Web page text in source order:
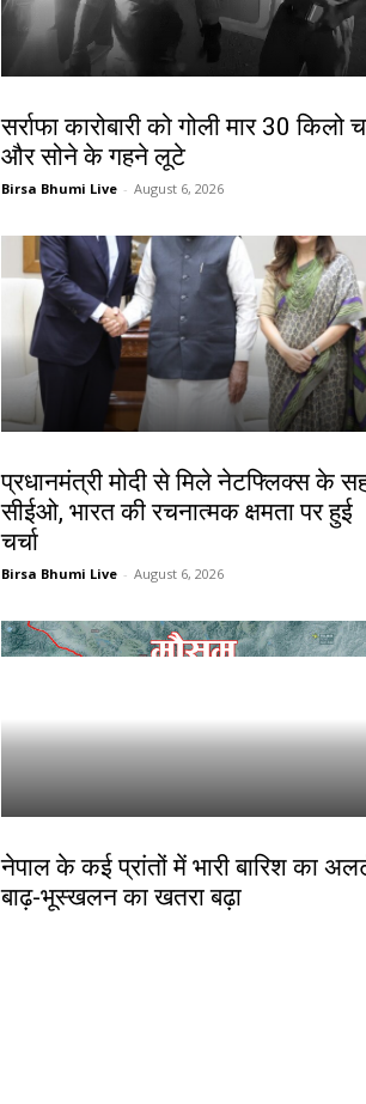
सर्राफा कारोबारी को गोली मार 30 किलो
और सोने के गहने लूटे
Birsa Bhumi Live - August 6, 2026
प्रधानमंत्री मोदी से मिले नेटफ्लिक्स के
सीईओ, भारत की रचनात्मक क्षमता पर हुई
चर्चा
Birsa Bhumi Live - August 6, 2026
नेपाल के कई प्रांतों में भारी बारिश का
बाढ़-भूस्खलन का खतरा बढ़ा